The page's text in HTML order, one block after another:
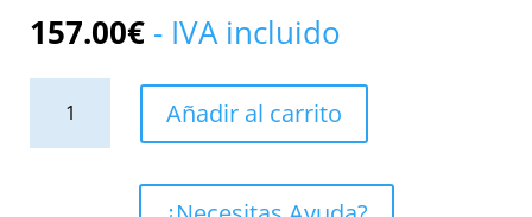
157.00€ - IVA incluido
Añadir al carrito